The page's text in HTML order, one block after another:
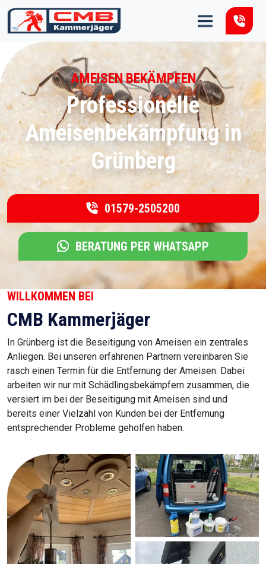
Zum Inhalt springen
AMEISEN BEKÄMPFEN
Professionelle
Ameisenbekämpfung in
Grünberg
01579-2505200
BERATUNG PER WHATSAPP
WILLKOMMEN BEI
CMB Kammerjäger
In Grünberg ist die Beseitigung von Ameisen ein zentrales
Anliegen. Bei unseren erfahrenen Partnern vereinbaren Sie
rasch einen Termin für die Entfernung der Ameisen. Dabei
arbeiten wir nur mit Schädlingsbekämpfern zusammen, die
versiert im bei der Beseitigung mit Ameisen sind und
bereits einer Vielzahl von Kunden bei der Entfernung
entsprechender Probleme geholfen haben.